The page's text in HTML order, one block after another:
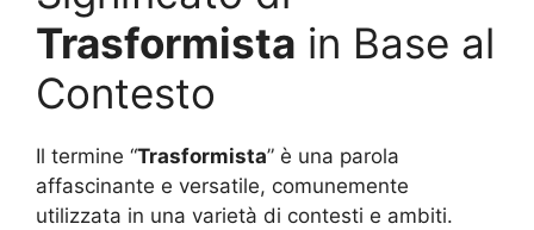
Trasformista in Base al
Contesto
Il termine “Trasformista” è una parola
affascinante e versatile, comunemente
utilizzata in una varietà di contesti e ambiti.